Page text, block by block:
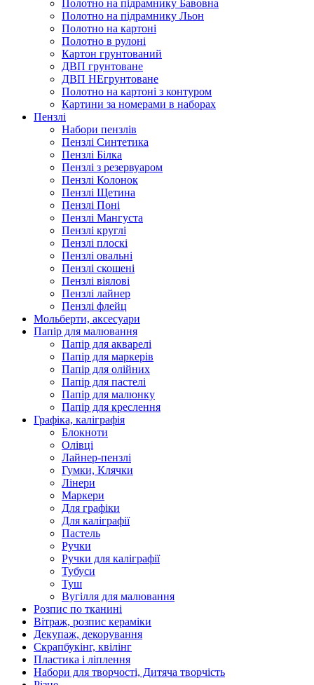
Полотно на підрамнику Бавовна
Полотно на підрамнику Льон
Полотно на картоні
Полотно в рулоні
Картон грунтований
ДВП грунтоване
ДВП НЕгрунтоване
Полотно на картоні з контуром
Картини за номерами в наборах
Пензлі
Набори пензлів
Пензлі Синтетика
Пензлі Білка
Пензлі з резервуаром
Пензлі Колонок
Пензлі Щетина
Пензлі Поні
Пензлі Мангуста
Пензлі круглі
Пензлі плоскі
Пензлі овальні
Пензлі скошені
Пензлі віялові
Пензлі лайнер
Пензлі флейц
Мольберти, аксесуари
Папір для малювання
Папір для акварелі
Папір для маркерів
Папір для олійних
Папір для пастелі
Папір для малюнку
Папір для креслення
Графіка, каліграфія
Блокноти
Олівці
Лайнер-пензлі
Гумки, Клячки
Лінери
Маркери
Для графіки
Для каліграфії
Пастель
Ручки
Ручки для каліграфії
Тубуси
Туш
Вугілля для малювання
Розпис по тканині
Вітраж, розпис кераміки
Декупаж, декорування
Скрапбукінг, квілінг
Пластика і ліплення
Набори для творчості, Дитяча творчість